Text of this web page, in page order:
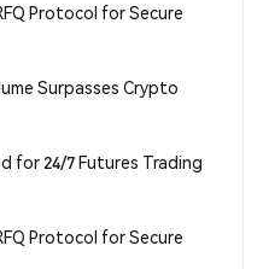
Protocol for Secure
Surpasses Crypto
for 24/7 Futures Trading
Protocol for Secure